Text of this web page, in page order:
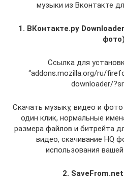
музыки из Вконтакте
1. ВКонтакте.ру
фото)
Ссылка для
“addons.mozilla.org/ru/
downloader/
Скачать музыку, видео и
один клик, нормальные
размера файлов и битрейта
видео, скачивание HQ
использования
2.